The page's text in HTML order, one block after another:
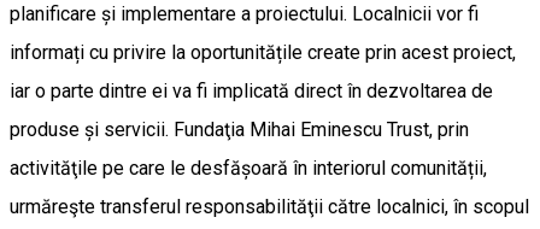
planificare și implementare a proiectului. Localnicii vor fi
informați cu privire la oportunitățile create prin acest proiect,
iar o parte dintre ei va fi implicată direct în dezvoltarea de
produse și servicii. Fundaţia Mihai Eminescu Trust, prin
activităţile pe care le desfășoară în interiorul comunității,
urmăreşte transferul responsabilităţii către localnici, în scopul